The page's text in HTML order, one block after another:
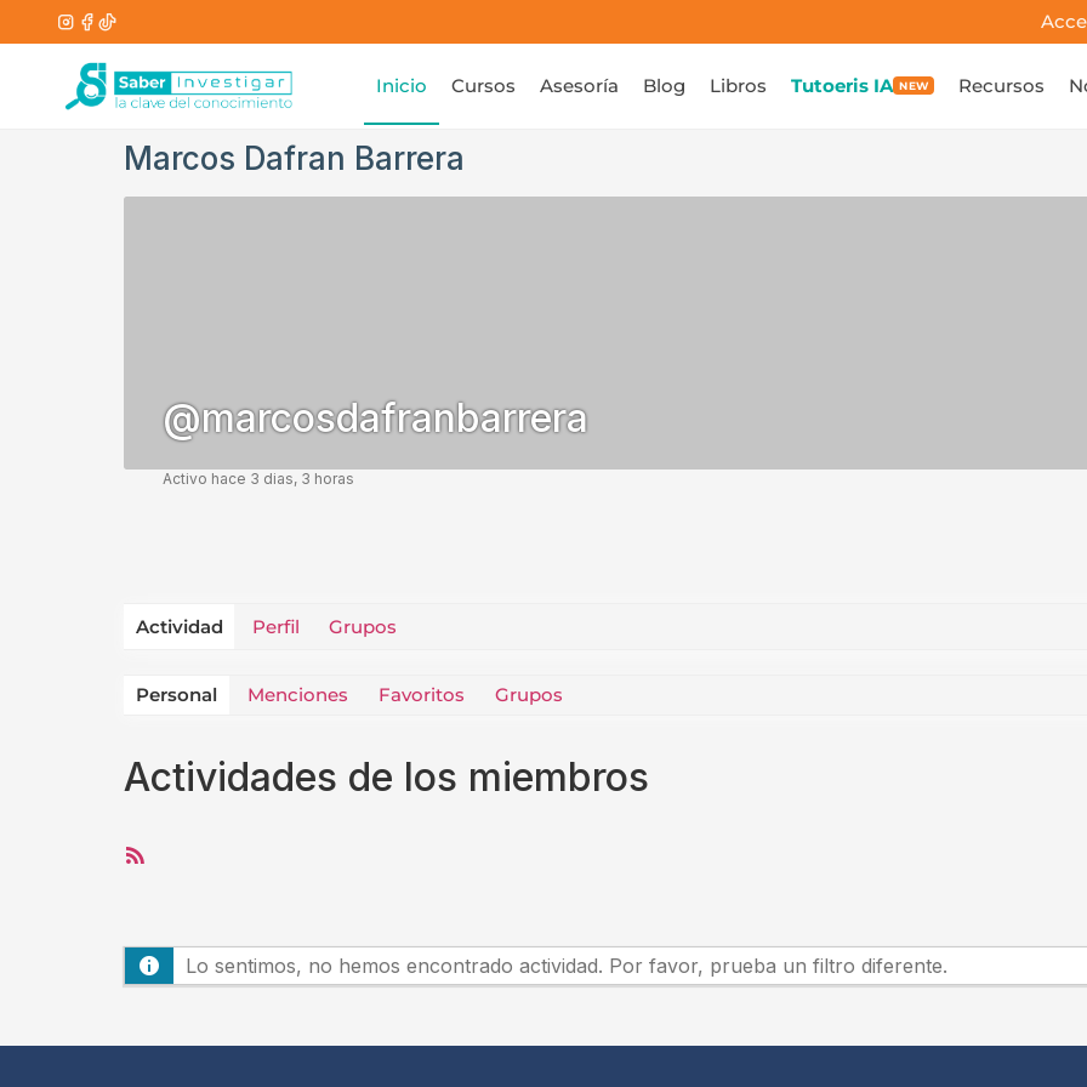
Inicio Cursos Asesoría Blog Libros Tutoeris IA NEW Recursos
Marcos Dafran Barrera
@marcosdafranbarrera
Activo hace 3 dias, 3 horas
Actividad Perfil Grupos
Personal Menciones Favoritos Grupos
Actividades de los miembros
Lo sentimos, no hemos encontrado actividad. Por favor, prueba un filtro diferente.